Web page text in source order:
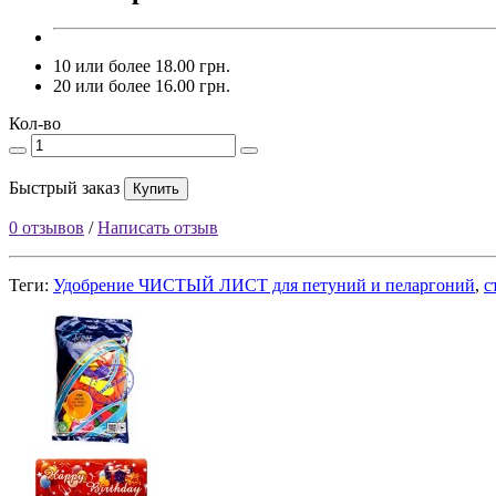
10 или более 18.00 грн.
20 или более 16.00 грн.
Кол-во
Быстрый заказ Купить
0 отзывов /Написать отзыв
Теги: Удобрение ЧИСТЫЙ ЛИСТ для петуний и пеларгоний,